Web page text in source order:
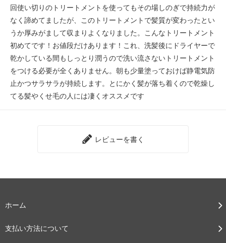
回使い切りのトリートメントを使ってもその場しのぎで持続力が
なく諦めてましたが、このトリートメントで髪質が変わったとい
うか厚みがまして収まりよくなりました。こんなトリートメント
初めてです！お値段だけあります！これ、洗髪後にドライヤーで
乾かしている間もしっとり潤うので洗い流さないトリートメント
をつける必要が全くありません。朝も少量塗っておけば静電気防
止かつサラサラが持続します。とにかく髪が落ち着くので乾燥し
てる髪やくせ毛の人には凄くオススメです
レビューを書く
ホーム
支払い方法について